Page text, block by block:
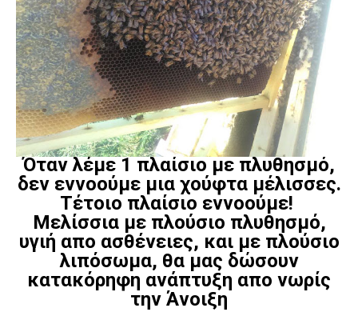
Όταν λέμε 1 πλαίσιο με πλυθησμό,
δεν εννοούμε μια χούφτα μέλισσες.
Τέτοιο πλαίσιο εννοούμε!
Μελίσσια με πλούσιο πλυθησμό,
υγιή απο ασθένειες, και με πλούσιο
λιπόσωμα, θα μας δώσουν
κατακόρηφη ανάπτυξη απο νωρίς
την Άνοιξη